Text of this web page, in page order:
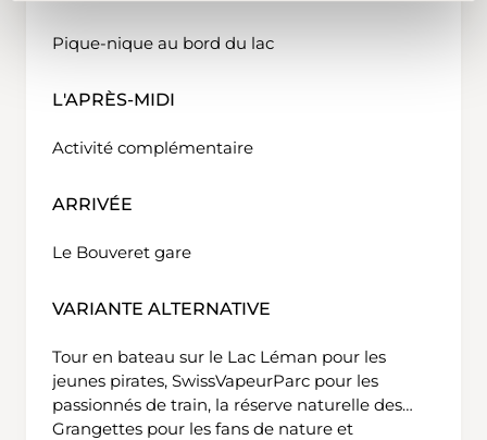
Pique-nique au bord du lac
L'APRÈS-MIDI
Activité complémentaire
ARRIVÉE
Le Bouveret gare
VARIANTE ALTERNATIVE
Tour en bateau sur le Lac Léman pour les
jeunes pirates, SwissVapeurParc pour les
passionnés de train, la réserve naturelle des
Grangettes pour les fans de nature et